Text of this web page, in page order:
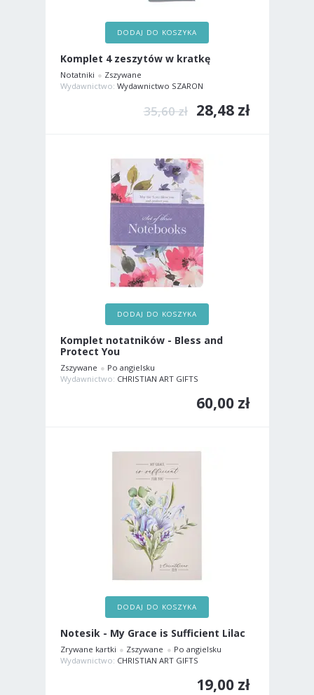
DODAJ DO KOSZYKA
Komplet 4 zeszytów w kratkę
Notatniki
Zszywane
Wydawnictwo: Wydawnictwo SZARON
35,60 zł 28,48 zł
DODAJ DO KOSZYKA
Komplet notatników - Bless and
Protect You
Zszywane
Po angielsku
Wydawnictwo: CHRISTIAN ART GIFTS
60,00 zł
DODAJ DO KOSZYKA
Notesik - My Grace is Sufficient Lilac
Zrywane kartki Zszywane
Po angielsku
Wydawnictwo: CHRISTIAN ART GIFTS
19,00 zł